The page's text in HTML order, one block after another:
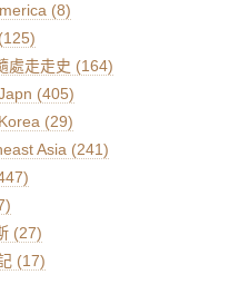
(8)
處走走史 (164)
(405)
(29)
Asia (241)
(27)
(17)